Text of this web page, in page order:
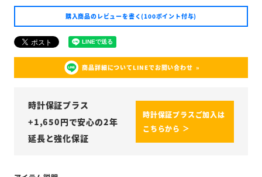
購入商品のレビューを書く(100ポイント付与)
商品詳細についてLINEでお問い合わせ
時計保証プラス
+1,650円で安心の2年
延長と強化保証
時計保証プラスご加入は
こちらから ＞